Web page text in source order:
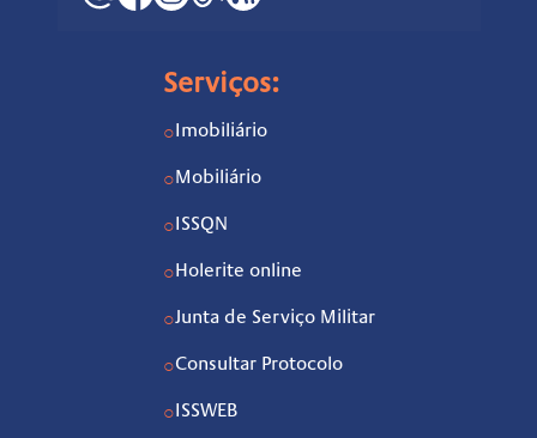
Serviços:
○ Imobiliário
○Mobiliário
○ ISSQN
○ Holerite online
○Junta de Serviço Militar
○Consultar Protocolo
○ ISSWEB